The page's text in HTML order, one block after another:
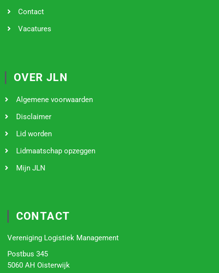
Contact
Vacatures
OVER JLN
Algemene voorwaarden
Disclaimer
Lid worden
Lidmaatschap opzeggen
Mijn JLN
CONTACT
Vereniging Logistiek Management
Postbus 345
5060 AH Oisterwijk